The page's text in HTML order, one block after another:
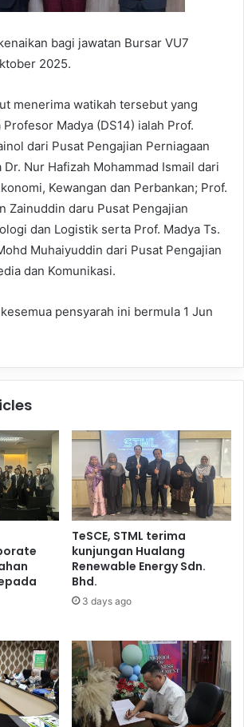
bagi jawatan Bursar VU7
2025.
menerima watikah tersebut yang
Madya (DS14) ialah Prof.
dari Pusat Pengajian Perniagaan
Dr. Nur Hafizah Mohammad Ismail dari
Kewangan dan Perbankan; Prof.
Zainuddin daru Pusat Pengajian
dan Logistik serta Prof. Madya Ts.
Muhaiyuddin dari Pusat Pengajian
dan Komunikasi.
pensyarah ini bermula 1 Jun
TeSCE, STML terima
kunjungan Hualang
Renewable Energy Sdn.
Bhd.
3 days ago